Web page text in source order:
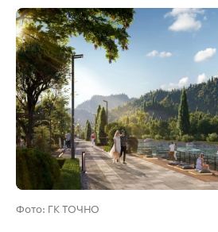
Фото: ГК ТОЧНО